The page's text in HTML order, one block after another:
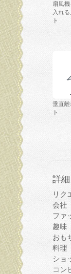
扇風
入れ
ト
垂直離
ト
詳
リク
会社
ファ
趣味
おも
料理
ショ
コン